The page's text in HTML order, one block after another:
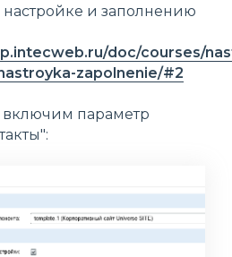
и заполнению
doc/courses/
zapolnenie/#2
параметр